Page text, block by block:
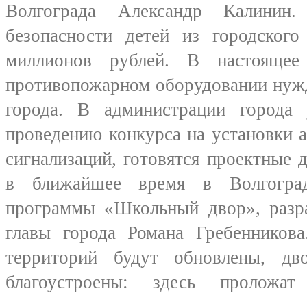
Волгограда Александр
безопасности детей из
миллионов рублей. В
противопожарном оборудовании
города. В администрации
проведению конкурса на установки
сигнализаций, готовятся
в ближайшее время в
программы «Школьный двор»,
главы города Романа
территорий будут обновлены,
благоустроены: здесь